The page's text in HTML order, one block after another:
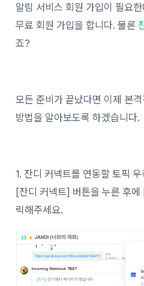
알림 서비스 회원 가입이 필요
무료 회원 가입을 합니다. 물론
죠?
모든 준비가 끝났다면 이제 본
방법을 알아보도록 하겠습니다.
1. 잔디 커넥트를 연동할 토픽
[잔디 커넥트] 버튼을 누른 후
릭해주세요.